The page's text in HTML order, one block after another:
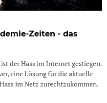
Zeiten - das
der Hass im Internet gestiegen.
eine Lösung für die aktuelle
im Netz zurechtzukommen.